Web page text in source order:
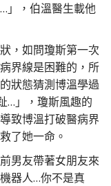
」，伯溫醫生載他
，如問瓊斯第一次
界線是困難的，所
狀態猜測博溫學過
…」，瓊斯風趣的
致博溫打破醫病界
了她一命。
男友帶著女朋友來
器人…你不是真